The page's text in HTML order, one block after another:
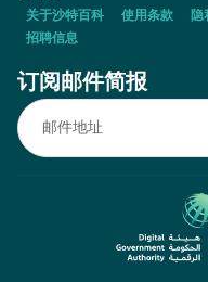
关于沙特百科 使用条款 隐
招聘信息
订阅邮件简报